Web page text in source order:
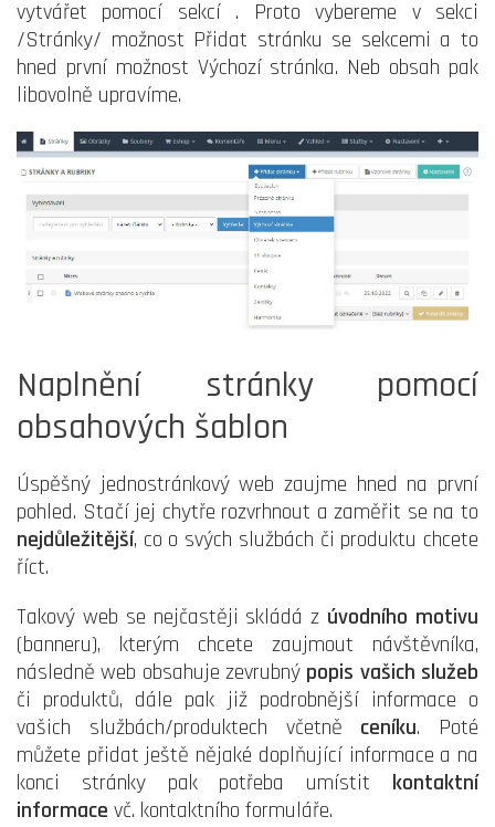
vytvářet pomocí sekcí . Proto vybereme v sekci
/Stránky/ možnost Přidat stránku se sekcemi a to
hned první možnost Výchozí stránka. Neb obsah pak
libovolně upravíme.
Naplnění stránky pomocí
obsahových šablon
Úspěšný jednostránkový web zaujme hned na první
pohled. Stačí jej chytře rozvrhnout a zaměřit se na to
nejdůležitější, co o svých službách či produktu chcete
říct.
Takový web se nejčastěji skládá z úvodního motivu
(banneru), kterým chcete zaujmout návštěvníka,
následně web obsahuje zevrubný popis vašich služeb
či produktů, dále pak již podrobnější informace o
vašich službách/produktech včetně ceníku. Poté
můžete přidat ještě nějaké doplňující informace a na
konci stránky pak potřeba umístit kontaktní
informace vč. kontaktního formuláře.